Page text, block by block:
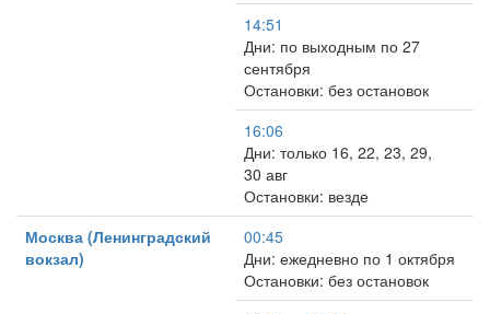
14:51
Дни: по выходным по 27
сентября
Остановки: без остановок
16:06
Дни: только 16, 22, 23, 29,
30 авг
Остановки: везде
Москва (Ленинградский
вокзал)
00:45
Дни: ежедневно по 1 октября
Остановки: без остановок